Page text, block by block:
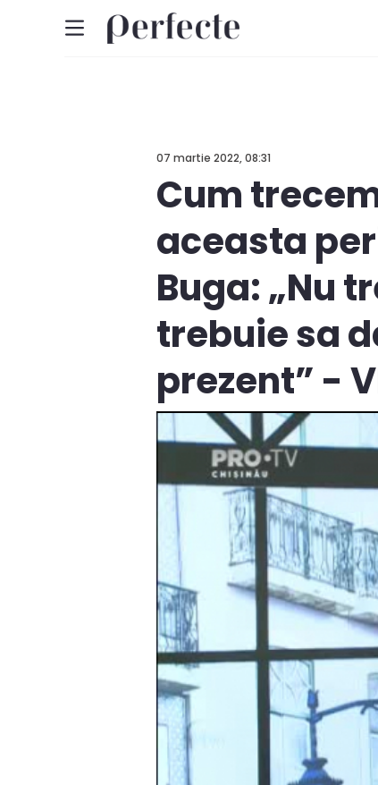
07 martie 2022, 08:31
Cum
aceasta
Buga: „Nu
trebuie sa
prezent” -